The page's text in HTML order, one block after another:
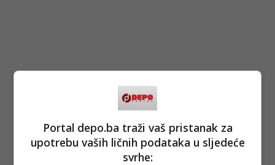
Portal depo.ba traži vaš pristanak za
upotrebu vaših ličnih podataka u sljedeće
svrhe: